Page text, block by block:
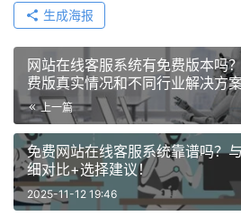
生成海报
网站在线客服系统有免费版本吗
费版真实情况和不同行业解决方
上一篇
免费网站在线客服系统靠谱吗？
细对比+选择建议！
2025-11-12 19:46